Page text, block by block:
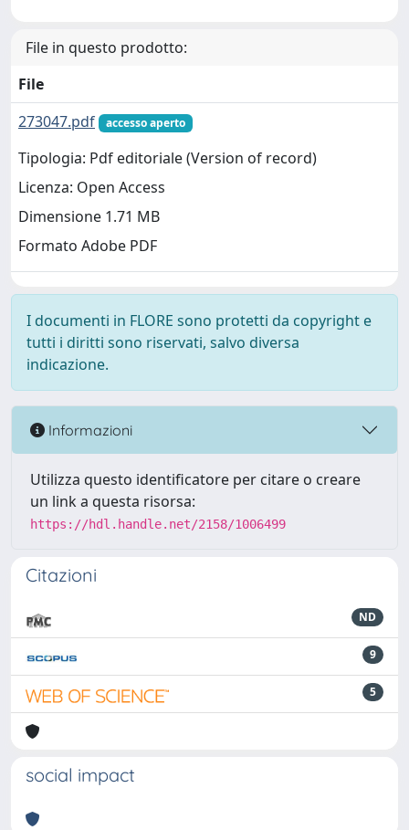
File in questo prodotto:
File
273047.pdf
accesso aperto
Tipologia: Pdf editoriale (Version of record)
Licenza: Open Access
Dimensione 1.71 MB
Formato Adobe PDF
I documenti in FLORE sono protetti da copyright e
tutti i diritti sono riservati, salvo diversa
indicazione.
Informazioni
Utilizza questo identificatore per citare o creare
un link a questa risorsa:
https://hdl.handle.net/2158/1006499
Citazioni
ND
9
5
social impact